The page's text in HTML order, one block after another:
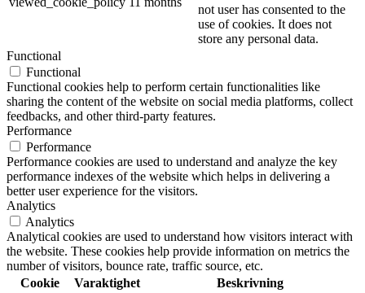
not user has consented to the
use of cookies. It does not
store any personal data.
Functional
Functional
Functional cookies help to perform certain functionalities like
sharing the content of the website on social media platforms, collect
feedbacks, and other third-party features.
Performance
Performance
Performance cookies are used to understand and analyze the key
performance indexes of the website which helps in delivering a
better user experience for the visitors.
Analytics
Analytics
Analytical cookies are used to understand how visitors interact with
the website. These cookies help provide information on metrics the
number of visitors, bounce rate, traffic source, etc.
Cookie
Varaktighet Beskrivning